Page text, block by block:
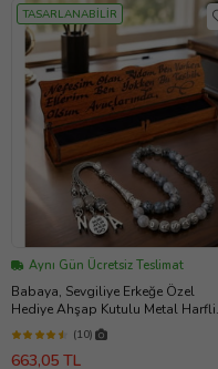
TASARLANABİLİR
Aynı Gün Ücretsiz Teslimat
Babaya, Sevgiliye Erkeğe Özel
Hediye Ahşap Kutulu Metal Harfli
Siyah Akik Taşı Tesbih (Siyah - Gri -
Beyaz)
(10)
663,05 TL